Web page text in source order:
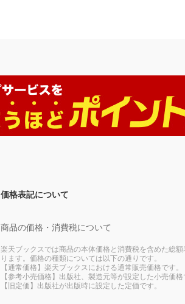
価格表記について
商品の価格・消費税について
楽天ブックスでは商品の本体価格と消費税を含めた総額
ります。価格の種類については以下の通りです。
【通常価格】楽天ブックスにおける通常販売価格です。
【参考小売価格】出版社、製造元等が設定した小売価格
【旧定価】出版社が出版時に設定した定価です。